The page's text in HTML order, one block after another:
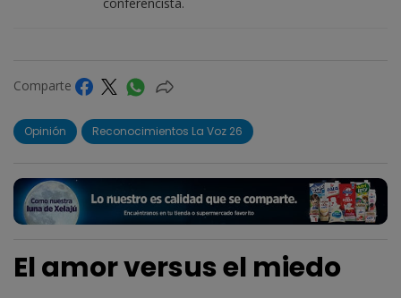
Comparte
Opinión Reconocimientos La Voz 26
El amor versus el miedo